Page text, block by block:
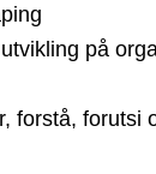
på
forstå, forutsi